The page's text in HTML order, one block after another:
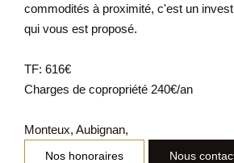
commodités à proximité, c'est un
qui vous est proposé.
TF: 616€
Charges de copropriété 240€/an
Monteux, Aubignan,
Nos honoraires Nous